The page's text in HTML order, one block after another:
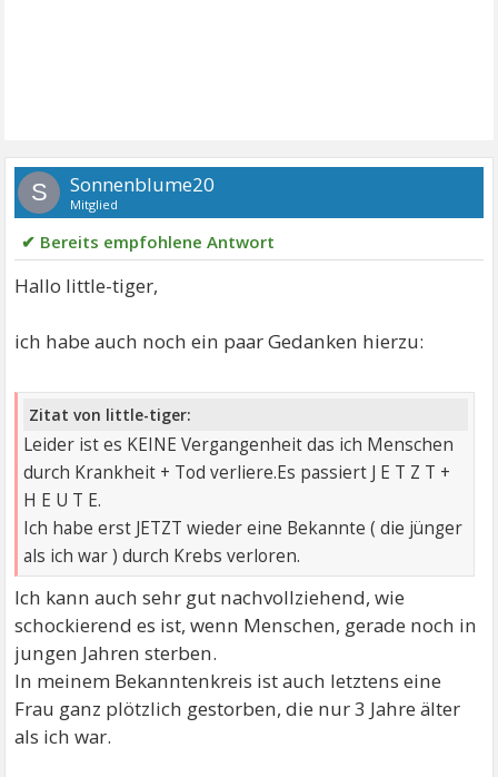
S Sonnenblume20
Mitglied
✔ Bereits empfohlene Antwort
Hallo little-tiger,
ich habe auch noch ein paar Gedanken hierzu:
Zitat von little-tiger:
Leider ist es KEINE Vergangenheit das ich Menschen
durch Krankheit + Tod verliere.Es passiert J E T Z T +
H E U T E.
Ich habe erst JETZT wieder eine Bekannte ( die jünger
als ich war ) durch Krebs verloren.
Ich kann auch sehr gut nachvollziehend, wie
schockierend es ist, wenn Menschen, gerade noch in
jungen Jahren sterben.
In meinem Bekanntenkreis ist auch letztens eine
Frau ganz plötzlich gestorben, die nur 3 Jahre älter
als ich war.